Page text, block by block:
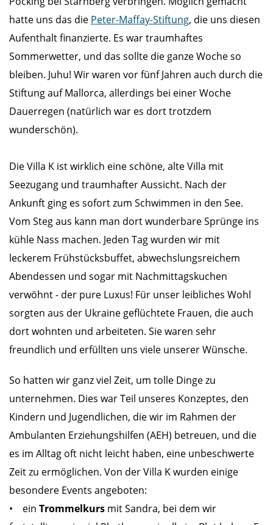
hatte uns das die Peter-Maffay-Stiftung, die uns diesen
Aufenthalt finanzierte. Es war traumhaftes
Sommerwetter, und das sollte die ganze Woche so
bleiben. Juhu! Wir waren vor fünf Jahren auch durch die
Stiftung auf Mallorca, allerdings bei einer Woche
Dauerregen (natürlich war es dort trotzdem
wunderschön).
Die Villa K ist wirklich eine schöne, alte Villa mit
Seezugang und traumhafter Aussicht. Nach der
Ankunft ging es sofort zum Schwimmen in den See.
Vom Steg aus kann man dort wunderbare Sprünge ins
kühle Nass machen. Jeden Tag wurden wir mit
leckerem Frühstücksbuffet, abwechslungsreichem
Abendessen und sogar mit Nachmittagskuchen
verwöhnt - der pure Luxus! Für unser leibliches Wohl
sorgten aus der Ukraine geflüchtete Frauen, die auch
dort wohnten und arbeiteten. Sie waren sehr
freundlich und erfüllten uns viele unserer Wünsche.
So hatten wir ganz viel Zeit, um tolle Dinge zu
unternehmen. Dies war Teil unseres Konzeptes, den
Kindern und Jugendlichen, die wir im Rahmen der
Ambulanten Erziehungshilfen (AEH) betreuen, und die
es im Alltag oft nicht leicht haben, eine unbeschwerte
Zeit zu ermöglichen. Von der Villa K wurden einige
besondere Events angeboten:
• ein Trommelkurs mit Sandra, bei dem wir